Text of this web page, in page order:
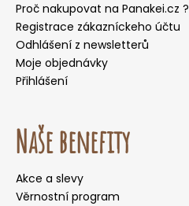
Proč nakupovat na Panakei.cz ?
Registrace zákazníckeho účtu
Odhlášení z newsletterů
Moje objednávky
Přihlášení
Naše benefity
Akce a slevy
Věrnostní program